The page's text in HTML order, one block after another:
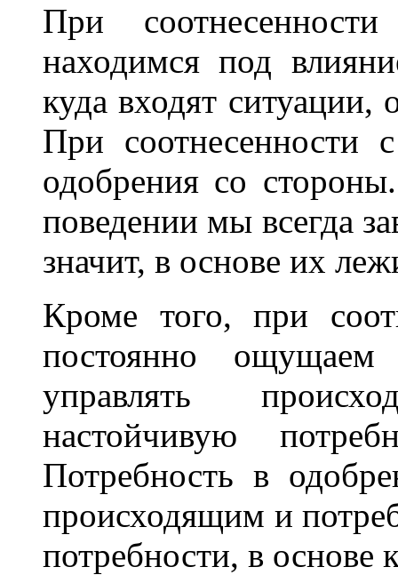
При
находимся под
куда входят ситуации,
При соотнесенности
одобрения со
поведении мы всегда
значит, в основе их
Кроме того, при
постоянно ощущаем
управлять
настойчивую
Потребность в
происходящим и
потребности, в основе